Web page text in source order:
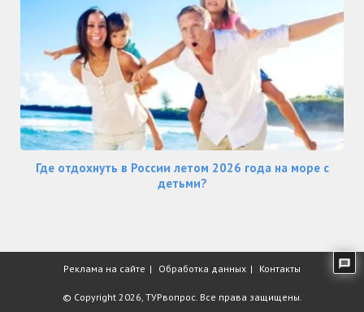
Где отдохнуть в России летом 2026 года на море с
детьми?
Реклама на сайте Обработка данных Контакты
© Copyright 2026, ТУРвопрос. Все права защищены.